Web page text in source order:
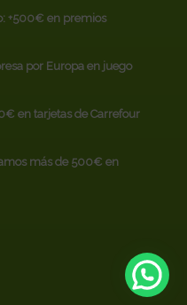
+500€ en premios
por Europa en juego
en tarjetas de Carrefour
más de 500€ en